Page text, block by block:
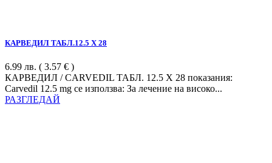
КАРВЕДИЛ ТАБЛ.12.5 Х 28
6.99 лв. ( 3.57 € )
КАРВЕДИЛ / CARVEDIL ТАБЛ. 12.5 Х 28 показания:
Carvedil 12.5 mg се използва: За лечение на високо...
РАЗГЛЕДАЙ